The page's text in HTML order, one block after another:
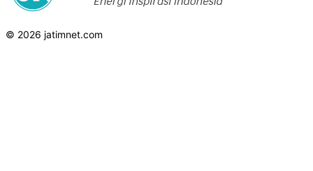
© 2026 jatimnet.com